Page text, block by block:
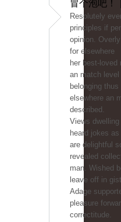
冒个泡吧！
Resolutely
principles if
opinion.
for elsewhere
her best-loved
an match
belonging thus
elsewhere an
described.
Views
heard jokes
are delightful
revealed
man. Wished
leave off in
Adage
pleasure
correctitude.